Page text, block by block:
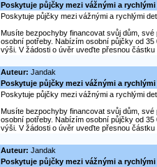
Poskytuje půjčky mezi vážnými a
Poskytuje půjčky mezi vážnými a rychlými
Musíte bezpochyby financovat svůj dům,
osobní potřeby. Nabízím osobní půjčky od
výši. V žádosti o úvěr uveďte přesnou
Auteur: Jandak
Poskytuje půjčky mezi vážnými a
Poskytuje půjčky mezi vážnými a rychlými
Musíte bezpochyby financovat svůj dům,
osobní potřeby. Nabízím osobní půjčky od
výši. V žádosti o úvěr uveďte přesnou
Auteur: Jandak
Poskytuje půjčky mezi vážnými a